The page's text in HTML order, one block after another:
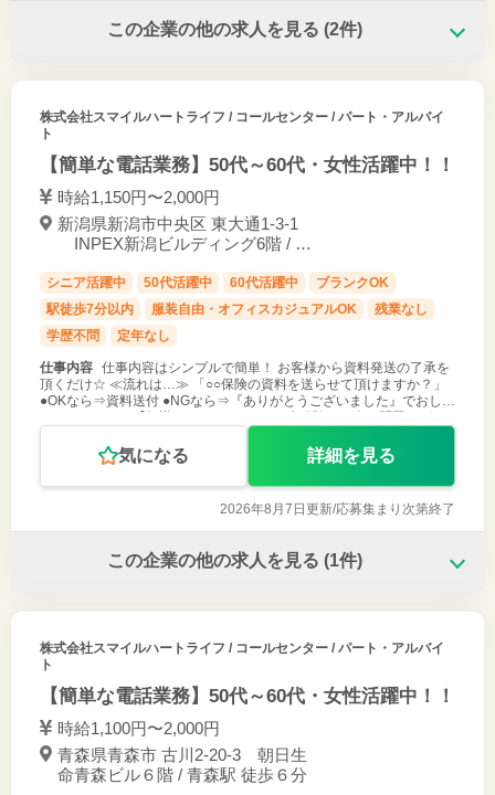
この企業の他の求人を見る (2件)
株式会社スマイルハートライフ / コールセンター / パート・アルバイ
ト
【簡単な電話業務】50代～60代・女性活躍中！！
時給1,150円〜2,000円
新潟県新潟市中央区 東大通1-3-1
INPEX新潟ビルディング6階 / 新
シニア活躍中 50代活躍中 60代活躍中
ブランクOK
駅徒歩7分以内
服装自由・オフィスカジュアルOK
残業なし
学歴不問
定年なし
仕事内容 仕事内容はシンプルで簡単！ お客様から資料発送の了承を
頂くだけ☆ ≪流れは…≫ 「○○保険の資料を送らせて頂けますか？」
●OKなら⇒資料送付 ●NGなら⇒『ありがとうございました』でおしま
気になる 詳細を見る
2026年8月7日更新/応募集まり次第終了
この企業の他の求人を見る (1件)
株式会社スマイルハートライフ / コールセンター / パート・アルバイ
ト
【簡単な電話業務】50代～60代・女性活躍中！！
時給1,100円〜2,000円
青森県青森市 古川2-20-3 朝日生
命青森ビル６階 / 青森駅 徒歩６分